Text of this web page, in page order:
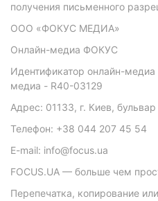
получения письменного
ООО «ФОКУС МЕДИА»
Онлайн-медиа ФОКУС
Идентификатор онлайн-
медиа - R40-03129
Адрес: 01133, г. Киев,
Телефон: +38 044 207 45 54
E-mail: info@focus.ua
FOCUS.UA — больше чем
Перепечатка, копирование